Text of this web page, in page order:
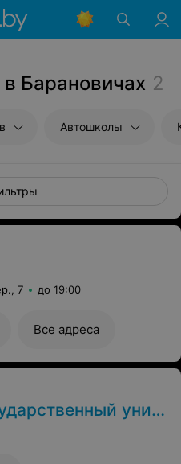
Барановичах 2
Автошколы
7 до 19:00
Все адреса
университет